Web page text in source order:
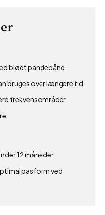
blødt pandebånd
bruges over længere tid
frekvensområder
12 måneder
pasform ved